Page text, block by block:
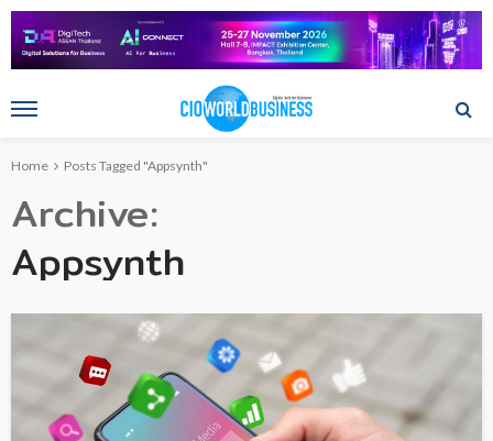
Home Posts Tagged "Appsynth"
Archive
Appsynth